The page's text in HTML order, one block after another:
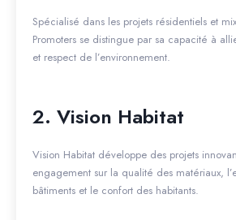
Spécialisé dans les projets résidentiels et
Promoters se distingue par sa capacité à
et respect de l’environnement.
2. Vision Habitat
Vision Habitat développe des projets
engagement sur la qualité des matériaux,
bâtiments et le confort des habitants.